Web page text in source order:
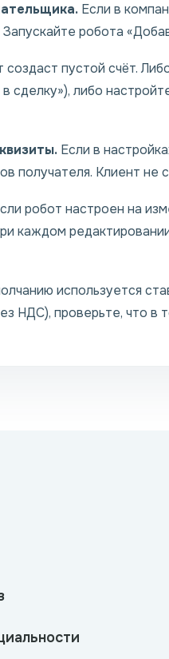
Если в
робота
создаст пустой счёт.
сделку»), либо
Если в
получателя. Клиент не
робот настроен на
каждом
используется
НДС), проверьте, что в